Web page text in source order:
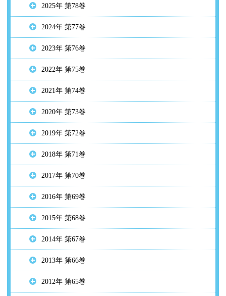
2025年 第78巻
2024年 第77巻
2023年 第76巻
2022年 第75巻
2021年 第74巻
2020年 第73巻
2019年 第72巻
2018年 第71巻
2017年 第70巻
2016年 第69巻
2015年 第68巻
2014年 第67巻
2013年 第66巻
2012年 第65巻